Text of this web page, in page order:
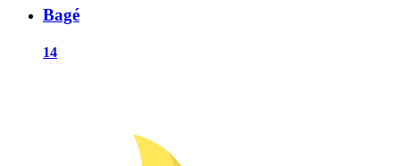
Bagé
14